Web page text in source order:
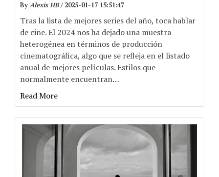
By Alexis HB/ 2025-01-17 15:51:47
Tras la lista de mejores series del año, toca hablar
de cine. El 2024 nos ha dejado una muestra
heterogénea en términos de producción
cinematográfica, algo que se refleja en el listado
anual de mejores películas. Estilos que
normalmente encuentran…
Read More